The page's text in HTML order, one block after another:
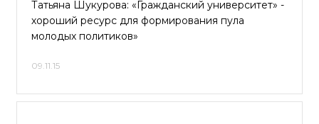
Татьяна Шукурова: «Гражданский университет» -
хороший ресурс для формирования пула
молодых политиков»
09.11.15